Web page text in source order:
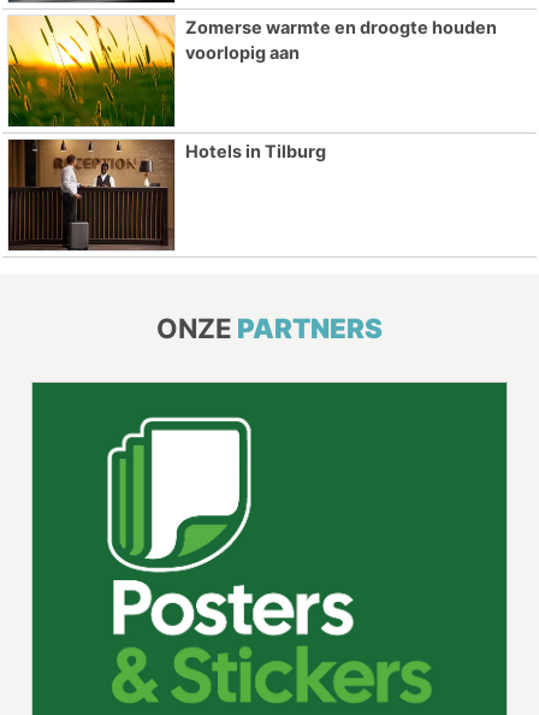
Zomerse warmte en droogte houden
voorlopig aan
Hotels in Tilburg
ONZE PARTNERS